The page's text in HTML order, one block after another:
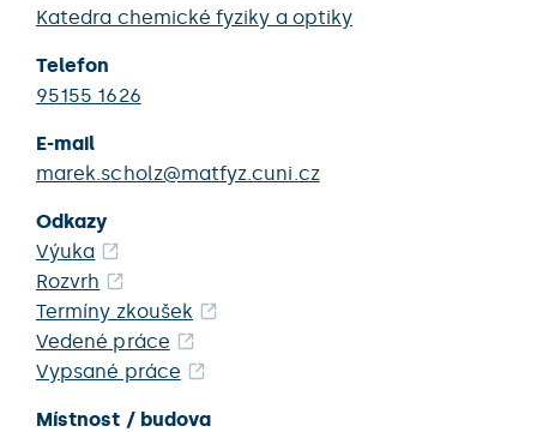
Katedra chemické fyziky a optiky
Telefon
95155 1626
E-mail
marek.scholz@matfyz.cuni.cz
Odkazy
Výuka
Rozvrh
Termíny zkoušek
Vedené práce
Vypsané práce
Místnost / budova